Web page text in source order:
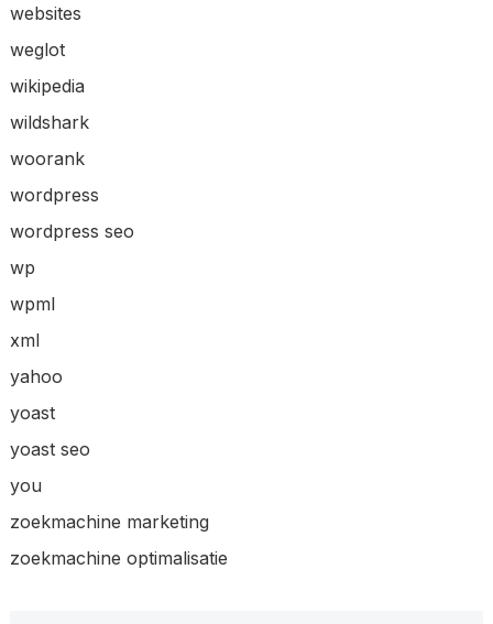
websites
weglot
wikipedia
wildshark
woorank
wordpress
wordpress seo
wp
wpml
xml
yahoo
yoast
yoast seo
you
zoekmachine marketing
zoekmachine optimalisatie